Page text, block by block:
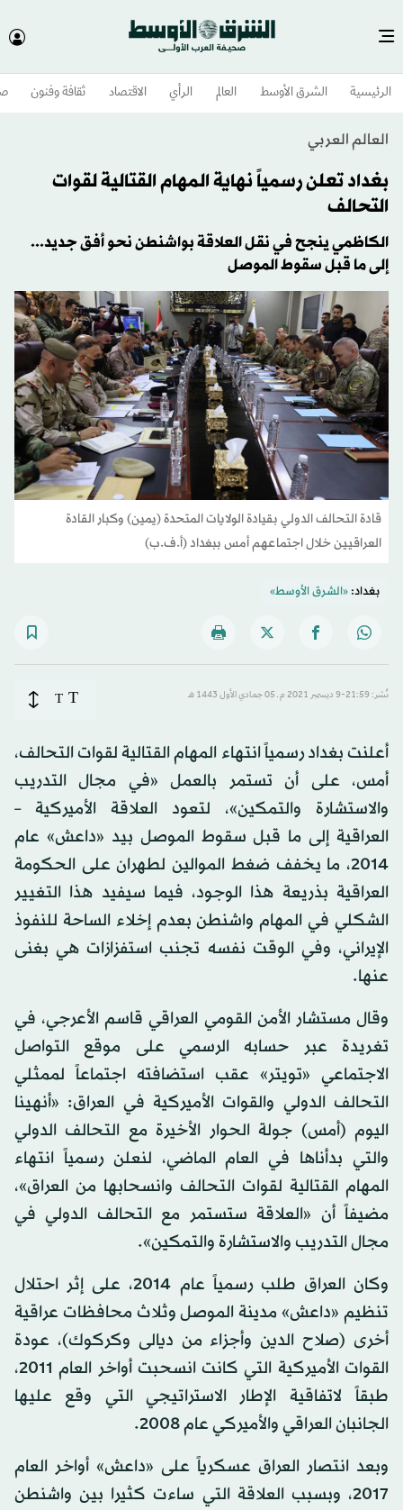
الرئيسية الشرق الأوسط​ العالم الرأي الاقتصاد ثقافة وفنون
العالم العربي
بغداد تعلن رسمياً نهاية المهام القتالية لقوات
التحالف
الكاظمي ينجح في نقل العلاقة بواشنطن نحو أفق جديد...
إلى ما قبل سقوط الموصل
قادة التحالف الدولي بقيادة الولايات المتحدة (يمين) وكبار القادة
العراقيين خلال اجتماعهم أمس ببغداد (أ.ف.ب)
بغداد:«الشرق الأوسط»
نُشر: 21:59-9 ديسمبر 2021 م ـ 05 جمادي الأول 1443 هـ T
T
أعلنت بغداد رسمياً انتهاء المهام القتالية لقوات التحالف،
أمس، على أن تستمر بالعمل «في مجال التدريب
والاستشارة والتمكين»، لتعود العلاقة الأميركية –
العراقية إلى ما قبل سقوط الموصل بيد «داعش» عام
2014، ما يخفف ضغط الموالين لطهران على الحكومة
العراقية بذريعة هذا الوجود، فيما سيفيد هذا التغيير
الشكلي في المهام واشنطن بعدم إخلاء الساحة للنفوذ
الإيراني، وفي الوقت نفسه تجنب استفزازات هي بغنى
عنها.
وقال مستشار الأمن القومي العراقي قاسم الأعرجي، في
تغريدة عبر حسابه الرسمي على موقع التواصل
الاجتماعي «تويتر» عقب استضافته اجتماعاً لممثلي
التحالف الدولي والقوات الأميركية في العراق: «أنهينا
اليوم (أمس) جولة الحوار الأخيرة مع التحالف الدولي
والتي بدأناها في العام الماضي، لنعلن رسمياً انتهاء
المهام القتالية لقوات التحالف وانسحابها من العراق»،
مضيفاً أن «العلاقة ستستمر مع التحالف الدولي في
مجال التدريب والاستشارة والتمكين».
وكان العراق طلب رسمياً عام 2014، على إثر احتلال
تنظيم «داعش» مدينة الموصل وثلاث محافظات عراقية
أخرى (صلاح الدين وأجزاء من ديالى وكركوك)، عودة
القوات الأميركية التي كانت انسحبت أواخر العام 2011،
طبقاً لاتفاقية الإطار الاستراتيجي التي وقع عليها
الجانبان العراقي والأميركي عام 2008.
وبعد انتصار العراق عسكرياً على «داعش» أواخر العام
2017، وبسبب العلاقة التي ساءت كثيرا بين واشنطن